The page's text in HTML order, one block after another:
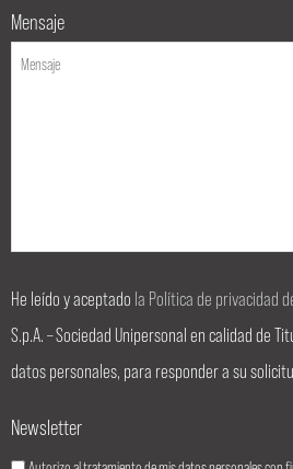
Mensaje
He leído y aceptado la Política de privacidad
S.p.A. – Sociedad Unipersonal en calidad de
datos personales, para responder a su
Newsletter